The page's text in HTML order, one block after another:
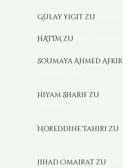
Gülay Yigit zu
HATIM zu
Soumaya Ahmed Afkir
Hiyam Sharif zu
Noreddine Tahiri zu
Jihad Omairat zu